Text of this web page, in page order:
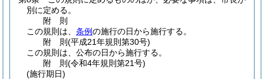
別に定める。
附 則
この規則は、 条例の施行の日から施行する。
附 則(平成21年規則第30号)
この規則は、公布の日から施行する。
附 則(令和4年規則第21号)
(施行期日)